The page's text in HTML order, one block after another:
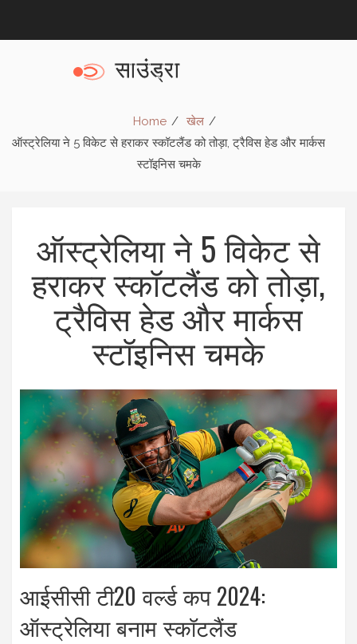
Home
खेल
ऑस्ट्रेलिया ने 5 विकेट से हराकर स्कॉटलैंड को तोड़ा, ट्रैविस हेड और मार्कस
स्टॉइनिस चमके
ऑस्ट्रेलिया ने 5 विकेट से
हराकर स्कॉटलैंड को तोड़ा,
ट्रैविस हेड और मार्कस
स्टॉइनिस चमके
आईसीसी टी20 वर्ल्ड कप 2024:
ऑस्ट्रेलिया बनाम स्कॉटलैंड